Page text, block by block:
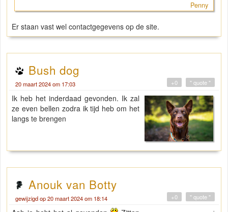
Penny
Er staan vast wel contactgegevens op de site.
Bush dog
20 maart 2024 om 17:03 " quote "
+0
Ik heb het inderdaad gevonden. Ik zal
ze even bellen zodra ik tijd heb om het
langs te brengen
Anouk van Botty
gewijzigd op 20 maart 2024 om 18:14 " quote "
+0